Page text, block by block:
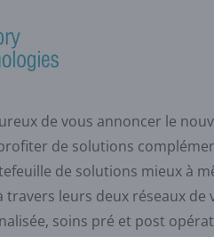
de vous annoncer le
de solutions
de solutions mieux à
travers leurs deux réseaux
soins pré et post